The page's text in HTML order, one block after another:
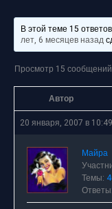
В этой теме 15
лет, 6 месяцев назад
Просмотр 15 сообщений
Автор
20 января, 2007 в 10:49
Майра
Темы:
Ответы: